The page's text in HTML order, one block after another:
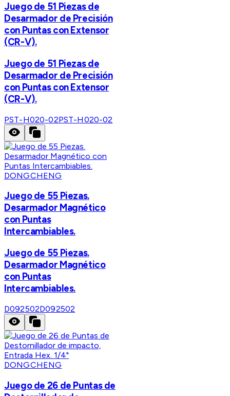
Juego de 51 Piezas de
Desarmador de Precisión
con Puntas con Extensor
(CR-V).
Juego de 51 Piezas de
Desarmador de Precisión
con Puntas con Extensor
(CR-V).
PST-H020-02PST-H020-02
DONGCHENG
Juego de 55 Piezas.
Desarmador Magnético
con Puntas
Intercambiables.
Juego de 55 Piezas.
Desarmador Magnético
con Puntas
Intercambiables.
D092502D092502
DONGCHENG
Juego de 26 de Puntas de